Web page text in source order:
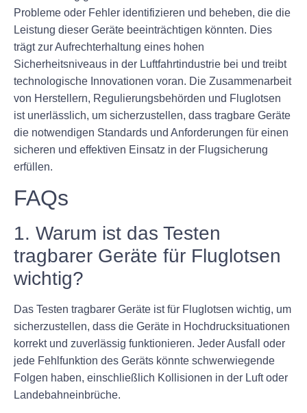
Probleme oder Fehler identifizieren und beheben, die die
Leistung dieser Geräte beeinträchtigen könnten. Dies
trägt zur Aufrechterhaltung eines hohen
Sicherheitsniveaus in der Luftfahrtindustrie bei und treibt
technologische Innovationen voran. Die Zusammenarbeit
von Herstellern, Regulierungsbehörden und Fluglotsen
ist unerlässlich, um sicherzustellen, dass tragbare Geräte
die notwendigen Standards und Anforderungen für einen
sicheren und effektiven Einsatz in der Flugsicherung
erfüllen.
FAQs
1. Warum ist das Testen
tragbarer Geräte für Fluglotsen
wichtig?
Das Testen tragbarer Geräte ist für Fluglotsen wichtig, um
sicherzustellen, dass die Geräte in Hochdrucksituationen
korrekt und zuverlässig funktionieren. Jeder Ausfall oder
jede Fehlfunktion des Geräts könnte schwerwiegende
Folgen haben, einschließlich Kollisionen in der Luft oder
Landebahneinbrüche.